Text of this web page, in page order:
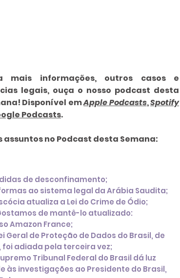
mais informações, outros casos e
legais, ouça o nosso podcast desta
Disponível emApple Podcasts,Spotify
Podcasts.
assuntos no Podcast desta Semana:
de desconfinamento;
ao sistema legal da Arábia Saudita;
atualiza a Lei do Crime de Ódio;
de mantê-lo atualizado:
Amazon France;
Geral de Proteção de Dados do Brasil, de
foi adiada pela terceira vez;
Tribunal Federal do Brasil dá luz
às investigações ao Presidente do Brasil,